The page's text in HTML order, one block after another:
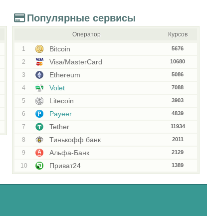
Популярные сервисы
Оператор Курсов
1 Bitcoin 5676
2 Visa/MasterCard 10680
3 Ethereum 5086
4 Volet 7088
5 Litecoin 3903
6 Payeer 4839
7 Tether 11934
8 Тинькофф банк 2011
9 Альфа-Банк 2129
10 Приват24 1389